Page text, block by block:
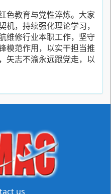
色教育与党性淬炼。大家
，持续强化理论学习，
维修行业本职工作，坚守
模范作用，以实干担当推
矢志不渝永远跟党走，以
us